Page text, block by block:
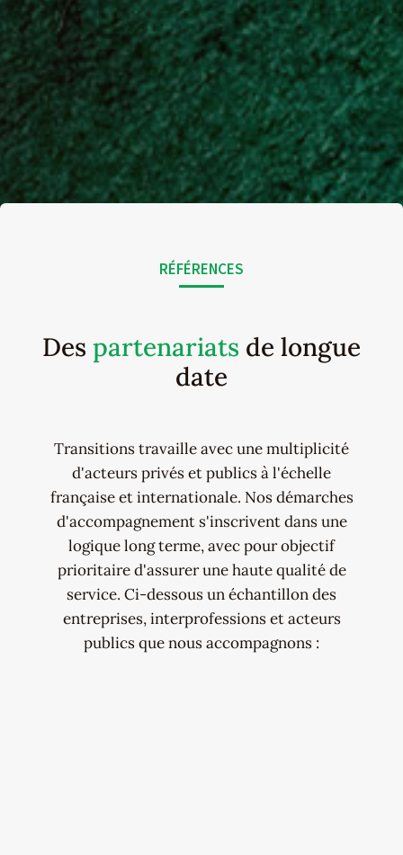
RÉFÉRENCES
Des partenariats de longue
date
Transitions travaille avec une multiplicité
d'acteurs privés et publics à l'échelle
française et internationale. Nos démarches
d'accompagnement s'inscrivent dans une
logique long terme, avec pour objectif
prioritaire d'assurer une haute qualité de
service. Ci-dessous un échantillon des
entreprises, interprofessions et acteurs
publics que nous accompagnons :